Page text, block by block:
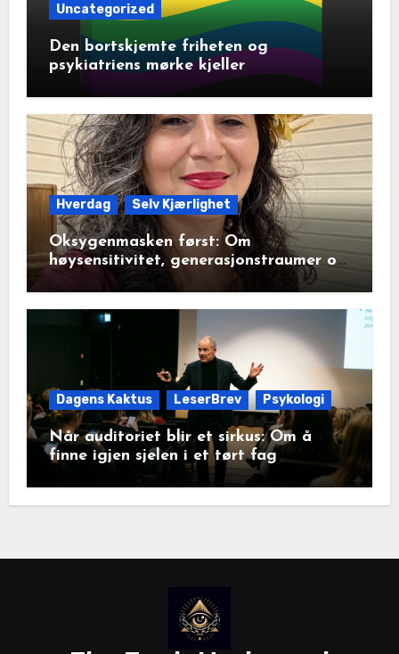
Uncategorized
Den bortskjemte friheten og
psykiatriens mørke kjeller
Hverdag Selv Kjærlighet
Oksygenmasken først: Om
høysensitivitet, generasjonstraumer og
det disiplinerte tunnelsynet
Dagens Kaktus LeserBrev Psykologi
Når auditoriet blir et sirkus: Om å
finne igjen sjelen i et tørt fag